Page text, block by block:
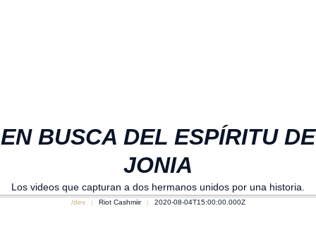
EN BUSCA DEL ESPÍRITU DE
JONIA
Los videos que capturan a dos hermanos unidos por una historia.
/dev Riot Cashmiir 2020-08-04T15:00:00.000Z